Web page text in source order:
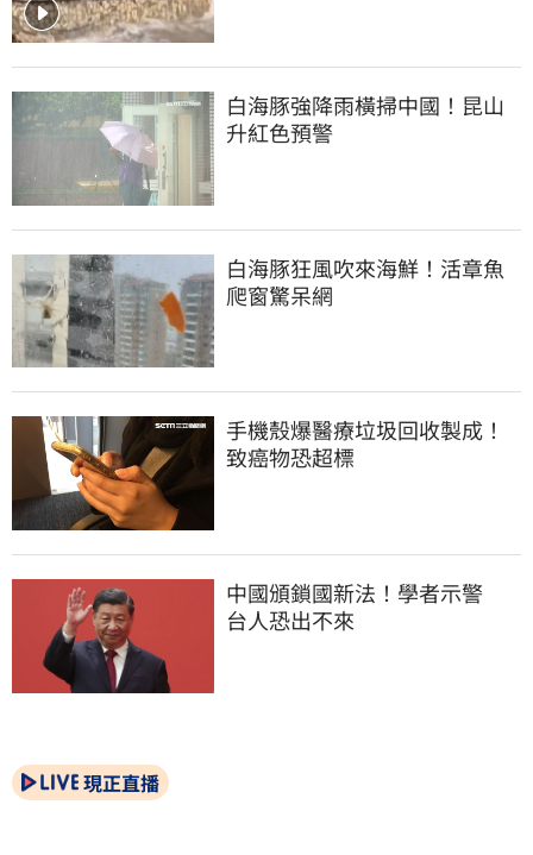
白海豚強降雨橫掃中國！昆山
升紅色預警
白海豚狂風吹來海鮮！活章魚
爬窗驚呆網
手機殼爆醫療垃圾回收製成！
致癌物恐超標
中國頒鎖國新法！學者示警
台人恐出不來
現正直播